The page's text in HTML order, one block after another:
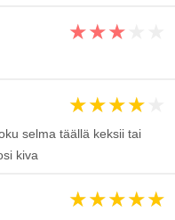
★★★
★★★★
selma täällä keksii tai
kiva
★★★★★